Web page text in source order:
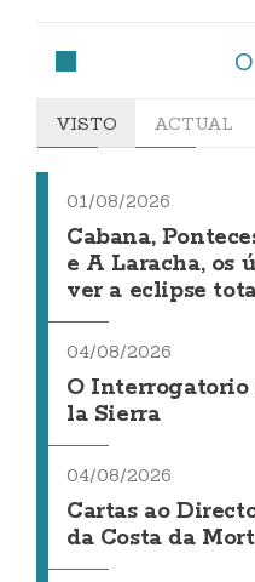
VISTO ACTUAL
01/08/2026
Cabana,
e A Laracha, os
ver a eclipse
04/08/2026
O Interrogatorio
la Sierra
04/08/2026
Cartas ao
da Costa da